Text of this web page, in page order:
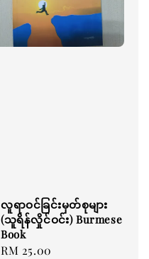
လူရာဝင်ခြင်းမှတ်စုများ
(သူရိန်လှိုင်ဝင်း) Burmese
Book
Regular
RM 25.00